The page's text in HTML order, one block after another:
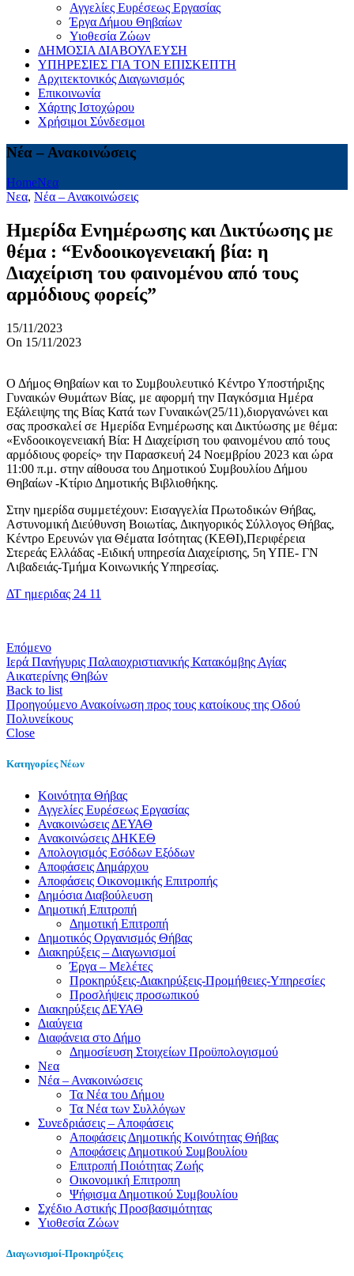
Αγγελίες Ευρέσεως Εργασίας
Έργα Δήμου Θηβαίων
Υιοθεσία Ζώων
ΔΗΜΟΣΙΑ ΔΙΑΒΟΥΛΕΥΣΗ
ΥΠΗΡΕΣΙΕΣ ΓΙΑ ΤΟΝ ΕΠΙΣΚΕΠΤΗ
Αρχιτεκτονικός Διαγωνισμός
Επικοινωνία
Χάρτης Ιστοχώρου
Χρήσιμοι Σύνδεσμοι
Νέα – Ανακοινώσεις
HomeΝεα
Νεα, Νέα – Ανακοινώσεις
Ημερίδα Ενημέρωσης και Δικτύωσης με
θέμα : “Ενδοοικογενειακή βία: η
Διαχείριση του φαινομένου από τους
αρμόδιους φορείς”
15/11/2023
On 15/11/2023
Ο Δήμος Θηβαίων και το Συμβουλευτικό Κέντρο Υποστήριξης
Γυναικών Θυμάτων Βίας, με αφορμή την Παγκόσμια Ημέρα
Εξάλειψης της Βίας Κατά των Γυναικών(25/11),διοργανώνει και
σας προσκαλεί σε Ημερίδα Ενημέρωσης και Δικτύωσης με θέμα:
«Ενδοοικογενειακή Βία: Η Διαχείριση του φαινομένου από τους
αρμόδιους φορείς» την Παρασκευή 24 Νοεμβρίου 2023 και ώρα
11:00 π.μ. στην αίθουσα του Δημοτικού Συμβουλίου Δήμου
Θηβαίων -Κτίριο Δημοτικής Βιβλιοθήκης.
Στην ημερίδα συμμετέχουν: Εισαγγελία Πρωτοδικών Θήβας,
Αστυνομική Διεύθυνση Βοιωτίας, Δικηγορικός Σύλλογος Θήβας,
Κέντρο Ερευνών για Θέματα Ισότητας (ΚΕΘΙ),Περιφέρεια
Στερεάς Ελλάδας -Ειδική υπηρεσία Διαχείρισης, 5η ΥΠΕ- ΓΝ
Λιβαδειάς-Τμήμα Κοινωνικής Υπηρεσίας.
ΔΤ ημεριδας 24 11
Επόμενο
Ιερά Πανήγυρις Παλαιοχριστιανικής Κατακόμβης Αγίας
Αικατερίνης Θηβών
Back to list
Προηγούμενο Ανακοίνωση προς τους κατοίκους της Οδού
Πολυνείκους
Close
Κατηγορίες Νέων
Kοινότητα Θήβας
Αγγελίες Ευρέσεως Εργασίας
Ανακοινώσεις ΔΕΥΑΘ
Ανακοινώσεις ΔΗΚΕΘ
Απολογισμός Εσόδων Εξόδων
Αποφάσεις Δημάρχου
Αποφάσεις Οικονομικής Επιτροπής
Δημόσια Διαβούλευση
Δημοτική Επιτροπή
Δημοτική Επιτροπή
Δημοτικός Οργανισμός Θήβας
Διακηρύξεις – Διαγωνισμοί
Έργα – Μελέτες
Προκηρύξεις-Διακηρύξεις-Προμήθειες-Υπηρεσίες
Προσλήψεις προσωπικού
Διακηρύξεις ΔΕΥΑΘ
Διαύγεια
Διαφάνεια στο Δήμο
Δημοσίευση Στοιχείων Προϋπολογισμού
Νεα
Νέα – Ανακοινώσεις
Τα Νέα του Δήμου
Τα Νέα των Συλλόγων
Συνεδριάσεις – Αποφάσεις
Αποφάσεις Δημοτικής Κοινότητας Θήβας
Αποφάσεις Δημοτικού Συμβουλίου
Επιτροπή Ποιότητας Ζωής
Οικονομική Επιτροπη
Ψήφισμα Δημοτικού Συμβουλίου
Σχέδιο Αστικής Προσβασιμότητας
Υιοθεσία Ζώων
Διαγωνισμοί-Προκηρύξεις